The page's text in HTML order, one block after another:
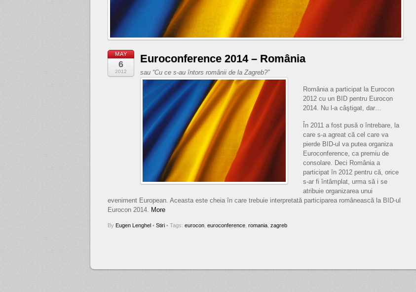
MAY
6
2012
Euroconference 2014 – România
sau “Cu ce s-au întors românii de la Zagreb?”
România a participat la Eurocon
2012 cu un BID pentru Eurocon
2014. Nu l-a câştigat, dar…
În 2011 a fost pusă o întrebare, la
care s-a agreat că cel care va
pierde BID-ul va putea organiza
Euroconference, ca premiu de
consolare. Deci România a
participat în 2012 pentru că, orice
s-ar fi întâmplat, urma să i se
atribuie organizarea unui
eveniment European. Aceasta este cheia în care trebuie interpretată participarea românească la BID-ul
Eurocon 2014. More
By Eugen Lenghel • Stiri • Tags: eurocon euroconference romania zagreb